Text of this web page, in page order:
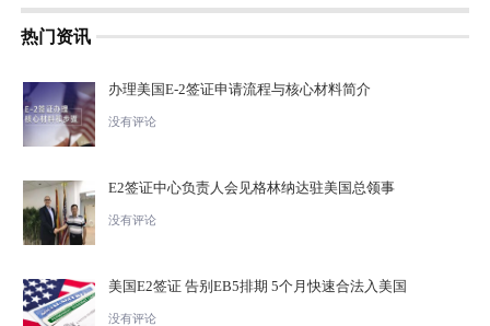
热门资讯
办理美国E-2签证申请流程与核心材料简介
没有评论
E2签证中心负责人会见格林纳达驻美国总领事
没有评论
美国E2签证 告别EB5排期 5个月快速合法入美国
没有评论